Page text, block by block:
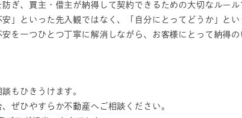
ぎ、買主・借主が納得して契約できるための大切なルール
」といった先入観ではなく、「自分にとってどうか」とい
を一つひとつ丁寧に解消しながら、お客様にとって納得
もひきうけます。
ぜひやすらか不動産へご相談ください。